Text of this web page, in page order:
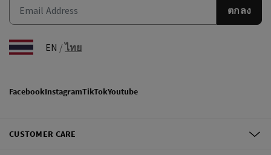
ตกลง
EN /ไทย
FacebookInstagramTikTokYoutube
CUSTOMER CARE